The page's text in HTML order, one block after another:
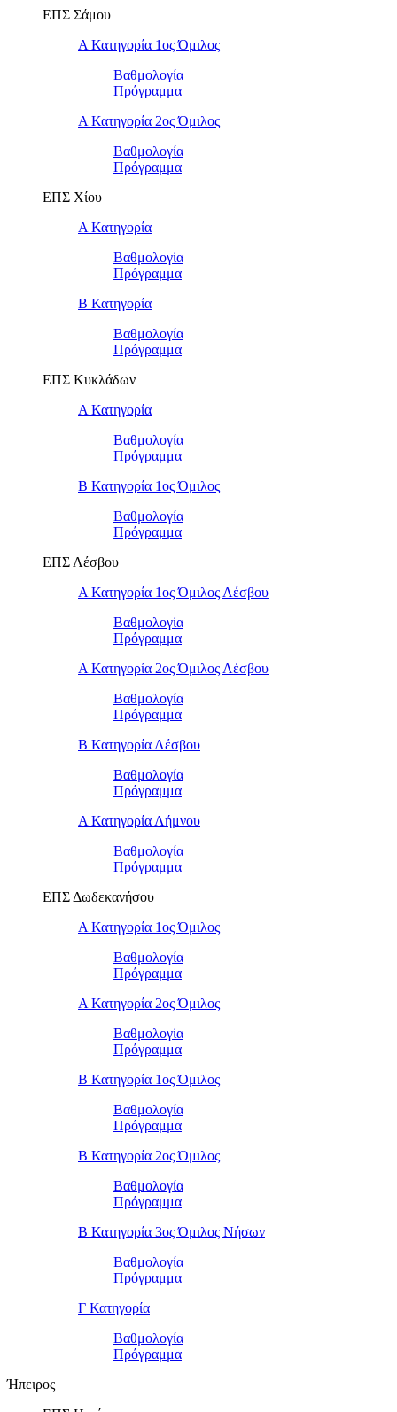
ΕΠΣ Σάμου
Α Κατηγορία 1ος Όμιλος
Βαθμολογία
Πρόγραμμα
Α Κατηγορία 2ος Όμιλος
Βαθμολογία
Πρόγραμμα
ΕΠΣ Χίου
Α Κατηγορία
Βαθμολογία
Πρόγραμμα
Β Κατηγορία
Βαθμολογία
Πρόγραμμα
ΕΠΣ Κυκλάδων
Α Κατηγορία
Βαθμολογία
Πρόγραμμα
Β Κατηγορία 1ος Όμιλος
Βαθμολογία
Πρόγραμμα
ΕΠΣ Λέσβου
Α Κατηγορία 1ος Όμιλος Λέσβου
Βαθμολογία
Πρόγραμμα
Α Κατηγορία 2ος Όμιλος Λέσβου
Βαθμολογία
Πρόγραμμα
B Κατηγορία Λέσβου
Βαθμολογία
Πρόγραμμα
Α Κατηγορία Λήμνου
Βαθμολογία
Πρόγραμμα
ΕΠΣ Δωδεκανήσου
Α Κατηγορία 1ος Όμιλος
Βαθμολογία
Πρόγραμμα
Α Κατηγορία 2ος Όμιλος
Βαθμολογία
Πρόγραμμα
Β Κατηγορία 1ος Όμιλος
Βαθμολογία
Πρόγραμμα
Β Κατηγορία 2ος Όμιλος
Βαθμολογία
Πρόγραμμα
Β Κατηγορία 3ος Όμιλος Νήσων
Βαθμολογία
Πρόγραμμα
Γ Κατηγορία
Βαθμολογία
Πρόγραμμα
Ήπειρος